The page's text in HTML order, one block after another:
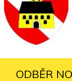
ODBĚR